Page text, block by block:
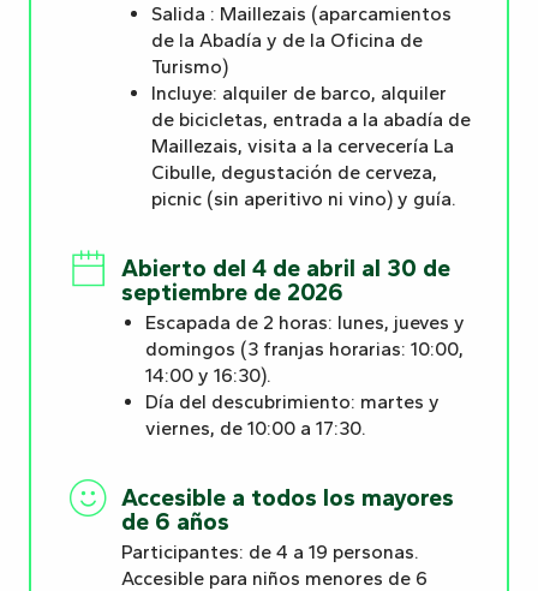
Salida : Maillezais (aparcamientos
de la Abadía y de la Oficina de
Turismo)
Incluye: alquiler de barco, alquiler
de bicicletas, entrada a la abadía de
Maillezais, visita a la cervecería La
Cibulle, degustación de cerveza,
picnic (sin aperitivo ni vino) y guía.
Abierto del 4 de abril al 30 de
septiembre de 2026
Escapada de 2 horas: lunes, jueves y
domingos (3 franjas horarias: 10:00,
14:00 y 16:30).
Día del descubrimiento: martes y
viernes, de 10:00 a 17:30.
Accesible a todos los mayores
de 6 años
Participantes: de 4 a 19 personas.
Accesible para niños menores de 6